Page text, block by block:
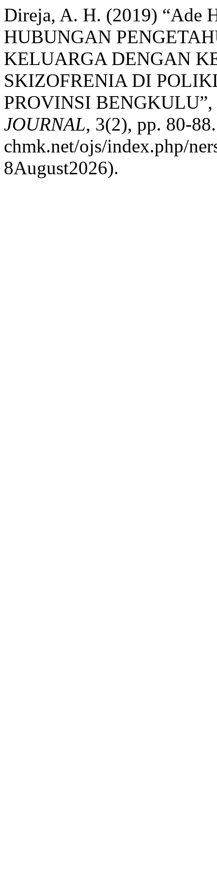
Direja, A. H. (2019) “Ade
HUBUNGAN
KELUARGA DENGAN
SKIZOFRENIA DI
PROVINSI BENGKULU”,
JOURNAL, 3(2), pp. 80-
chmk.net/ojs/index.php/
8August2026).